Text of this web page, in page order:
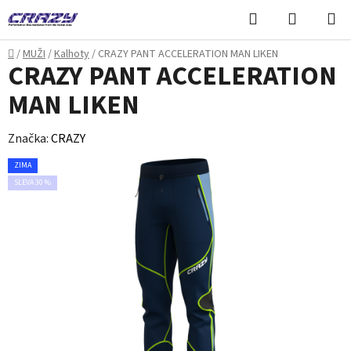
na
obsah
Hledat
KOŠÍK
Domů
/MUŽI/Kalhoty/ CRAZY PANT ACCELERATION MAN LIKEN
CRAZY PANT ACCELERATION
MAN LIKEN
Značka:CRAZY
ZIMA
SLEVA 30 %